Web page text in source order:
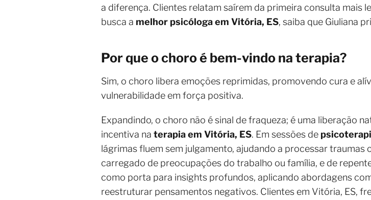
a diferença. Clientes relatam saírem da primeira consulta mais
busca a melhor psicóloga em Vitória, ES, saiba que Giuliana
Por que o choro é bem-vindo na terapia?
Sim, o choro libera emoções reprimidas, promovendo cura e
vulnerabilidade em força positiva.
Expandindo, o choro não é sinal de fraqueza; é uma liberação
incentiva na terapia em Vitória, ES. Em sessões de
lágrimas fluem sem julgamento, ajudando a processar traumas
carregado de preocupações do trabalho ou família, e de
como porta para insights profundos, aplicando abordagens
reestruturar pensamentos negativos. Clientes em Vitória, ES,